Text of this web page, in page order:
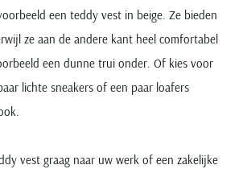
een teddy vest in beige. Ze bieden
ze aan de andere kant heel comfortabel
een dunne trui onder. Of kies voor
lichte sneakers of een paar loafers
vest graag naar uw werk of een zakelijke